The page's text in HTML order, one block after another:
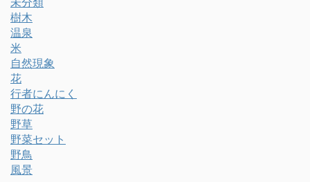
樹木
温泉
米
自然現象
花
行者にんにく
野の花
野草
野菜セット
野鳥
風景